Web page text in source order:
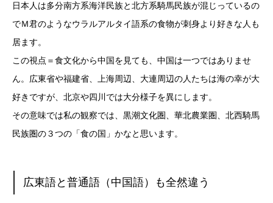
日本人は多分南方系海洋民族と北方系騎馬民族が混じっているの
でＭ君のようなウラルアルタイ語系の食物が刺身より好きな人も
居ます。
この視点＝食文化から中国を見ても、中国は一つではありませ
ん。広東省や福建省、上海周辺、大連周辺の人たちは海の幸が大
好きですが、北京や四川では大分様子を異にします。
その意味では私の観察では、黒潮文化圏、華北農業圏、北西騎馬
民族圏の３つの「食の国」かなと思います。
広東語と普通語（中国語）も全然違う